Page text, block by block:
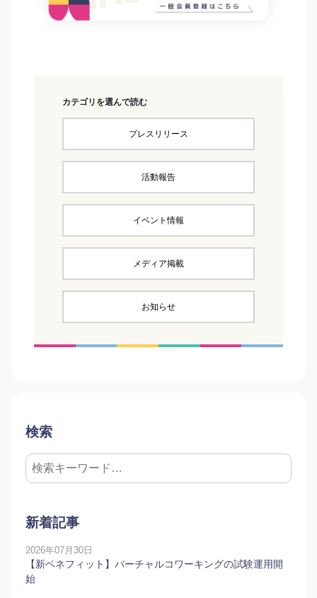
カテゴリを選んで読む
プレスリリース
活動報告
イベント情報
メディア掲載
お知らせ
検索
新着記事
2026年07月30日
【新ベネフィット】バーチャルコワーキングの試験運用開
始